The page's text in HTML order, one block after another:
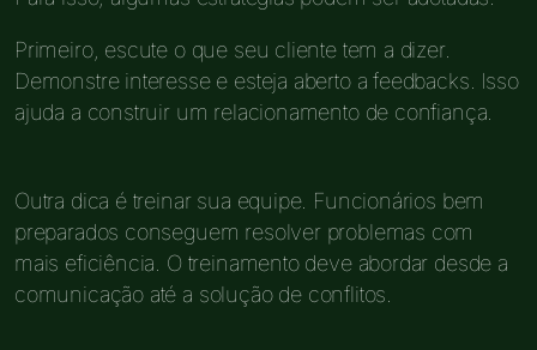
Primeiro, escute o que seu cliente tem a dizer.
Demonstre interesse e esteja aberto a feedbacks. Isso
ajuda a construir um relacionamento de confiança.
Outra dica é treinar sua equipe. Funcionários bem
preparados conseguem resolver problemas com
mais eficiência. O treinamento deve abordar desde a
comunicação até a solução de conflitos.